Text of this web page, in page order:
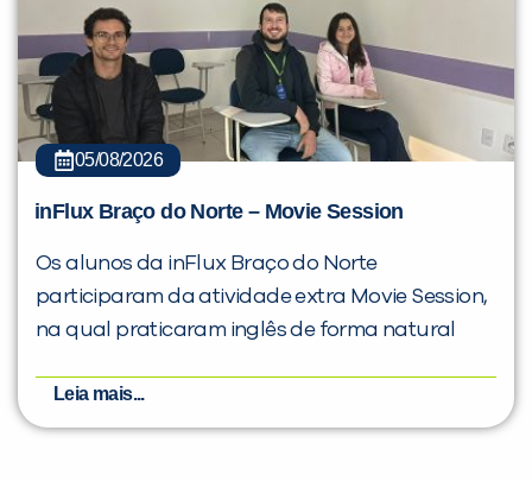
05/08/2026
inFlux Braço do Norte – Movie Session
Os alunos da inFlux Braço do Norte
participaram da atividade extra Movie Session,
na qual praticaram inglês de forma natural
Leia mais...